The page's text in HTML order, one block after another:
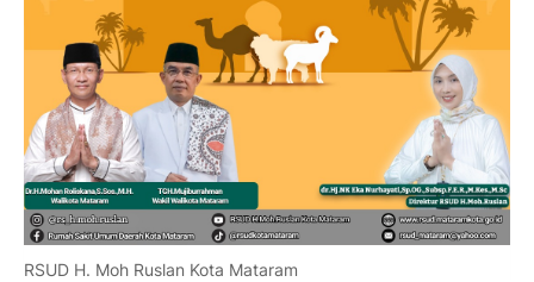
RSUD H. Moh Ruslan Kota Mataram